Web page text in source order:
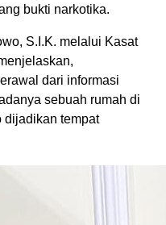
bukti narkotika.
S.I.K. melalui Kasat
dari informasi
sebuah rumah di
dijadikan tempat